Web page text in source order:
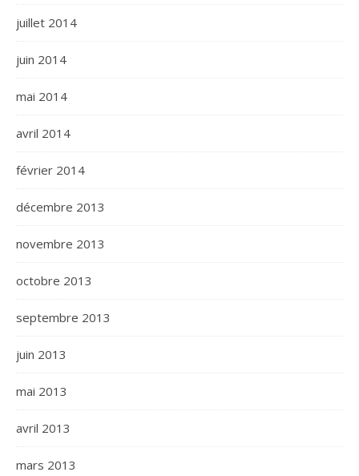
juillet 2014
juin 2014
mai 2014
avril 2014
février 2014
décembre 2013
novembre 2013
octobre 2013
septembre 2013
juin 2013
mai 2013
avril 2013
mars 2013